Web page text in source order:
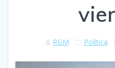
RGM Política